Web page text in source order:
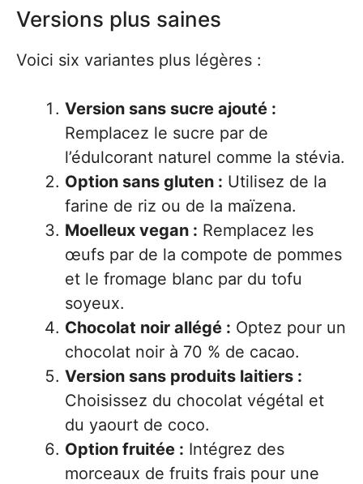
Versions plus saines
Voici six variantes plus légères :
Version sans sucre ajouté :
Remplacez le sucre par de
l’édulcorant naturel comme la stévia.
Option sans gluten : Utilisez de la
farine de riz ou de la maïzena.
Moelleux vegan : Remplacez les
œufs par de la compote de pommes
et le fromage blanc par du tofu
soyeux.
Chocolat noir allégé : Optez pour un
chocolat noir à 70 % de cacao.
Version sans produits laitiers :
Choisissez du chocolat végétal et
du yaourt de coco.
Option fruitée : Intégrez des
morceaux de fruits frais pour une